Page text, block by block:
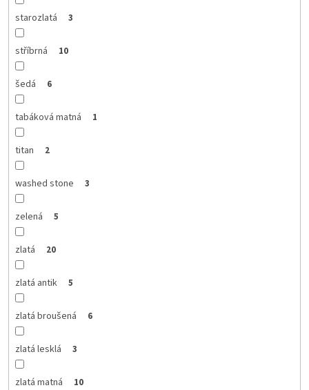
starozlatá 3
stříbrná 10
šedá 6
tabáková matná 1
titan 2
washed stone 3
zelená 5
zlatá 20
zlatá antik 5
zlatá broušená 6
zlatá lesklá 3
zlatá matná 10